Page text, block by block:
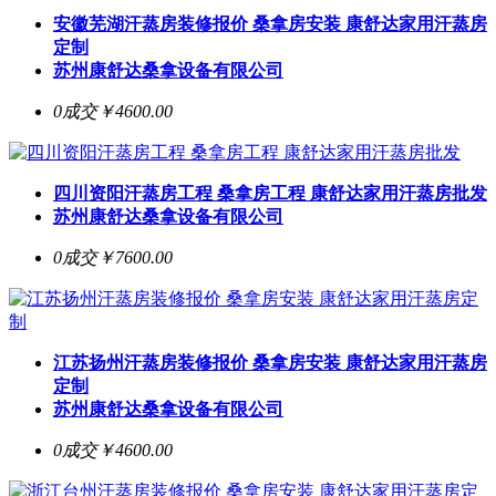
安徽芜湖汗蒸房装修报价 桑拿房安装 康舒达家用汗蒸房
定制
苏州康舒达桑拿设备有限公司
0成交￥4600.00
四川资阳汗蒸房工程 桑拿房工程 康舒达家用汗蒸房批发
苏州康舒达桑拿设备有限公司
0成交￥7600.00
江苏扬州汗蒸房装修报价 桑拿房安装 康舒达家用汗蒸房
定制
苏州康舒达桑拿设备有限公司
0成交￥4600.00